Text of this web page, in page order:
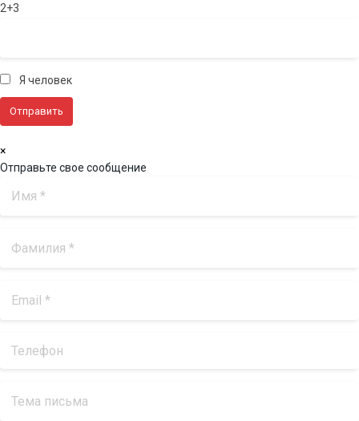
2+3
Я человек
×
Отправьте свое сообщение